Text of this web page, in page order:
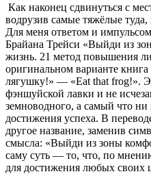
Как наконец сдвинуться с
водрузив самые тяжёлые
Для меня ответом и
Брайана Трейси «Выйди из
жизнь. 21 метод повышения
оригинальном варианте
лягушку!» — «Eat that frog!».
фэншуйской лавки и не
земноводного, а самый что
достижения успеха. В
другое название, заменив
смысла: «Выйди из зоны
саму суть — то, что, по
для достижения любых своих